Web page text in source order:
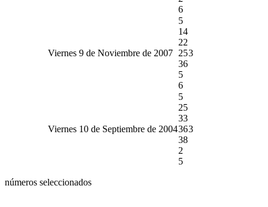
6
Viernes 9 de Noviembre de 2007
5
14
22
25
36
5
6
3
Viernes 10 de Septiembre de 2004
5
25
33
36
38
2
5
3
números seleccionados